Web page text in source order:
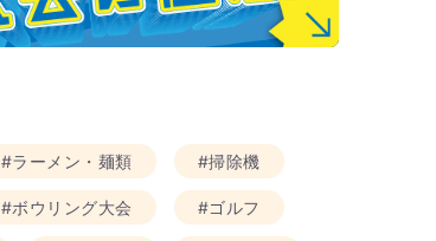
#ラーメン・麺類 #掃除機
#ボウリング大会 #ゴルフ